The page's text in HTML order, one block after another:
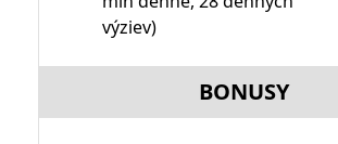
výziev)
BONUSY